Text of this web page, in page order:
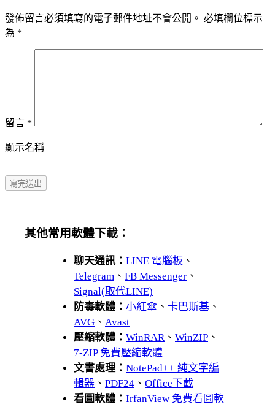
發佈留言必須填寫的電子郵件地址不會公開。 必填欄位標示
為 *
留言 *
顯示名稱
其他常用軟體下載：
聊天通訊： LINE 電腦板 、
Telegram 、 FB Messenger 、
Signal(取代LINE)
防毒軟體： 小紅傘 、 卡巴斯基 、
AVG 、 Avast
壓縮軟體： WinRAR、 WinZIP 、
7-ZIP 免費壓縮軟體
文書處理： NotePad++ 純文字編
輯器 、 PDF24 、 Office下載
看圖軟體： IrfanView 免費看圖軟